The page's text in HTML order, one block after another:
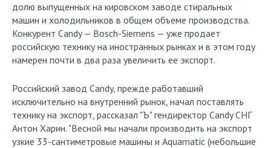
долю выпущенных на кировском заводе стиральных
машин и холодильников в общем объеме производства.
Конкурент Candy — Bosch-Siemens — уже продает
российскую технику на иностранных рынках и в этом году
намерен почти в два раза увеличить ее экспорт.
Российский завод Candy, прежде работавший
исключительно на внутренний рынок, начал поставлять
технику на экспорт, рассказал "Ъ" гендиректор Candy СНГ
Антон Харин. "Весной мы начали производить на экспорт
узкие 33-сантиметровые машины и Aquamatic (небольшие